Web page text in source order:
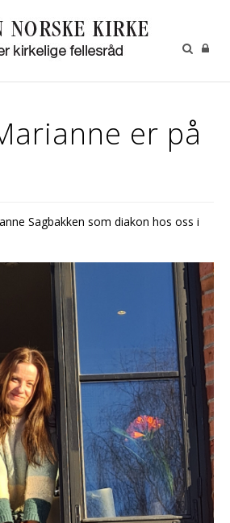
er på
Sagbakken som diakon hos oss i